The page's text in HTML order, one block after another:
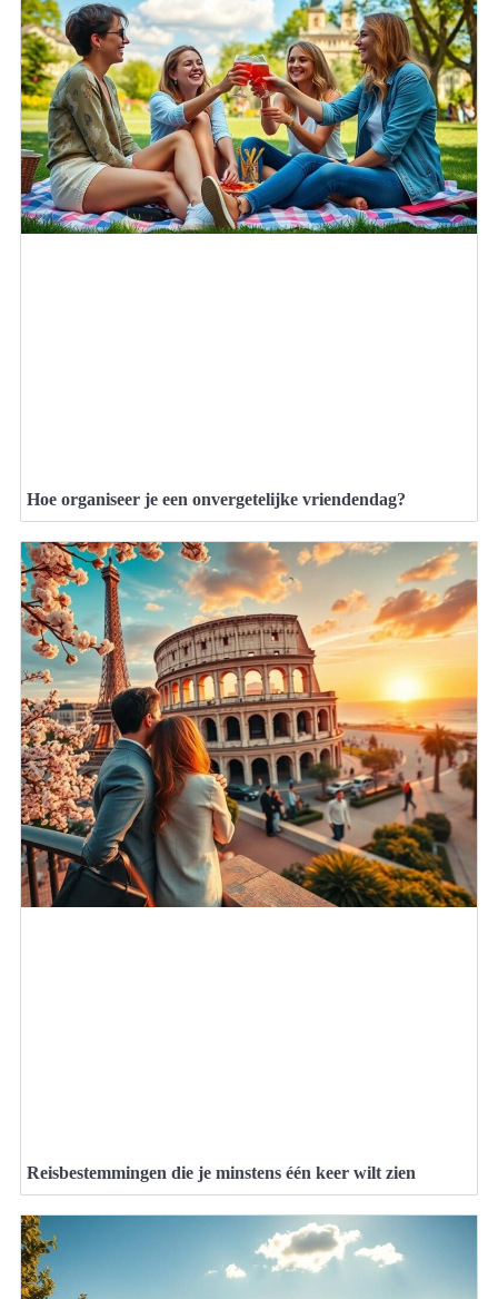
Hoe organiseer je een onvergetelijke vriendendag?
Reisbestemmingen die je minstens één keer wilt zien